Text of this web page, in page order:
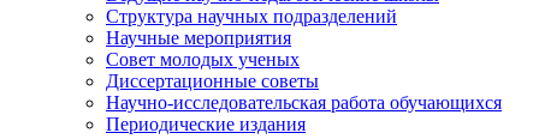
Структура научных подразделений
Научные мероприятия
Совет молодых ученых
Диссертационные советы
Научно-исследовательская работа обучающихся
Периодические издания